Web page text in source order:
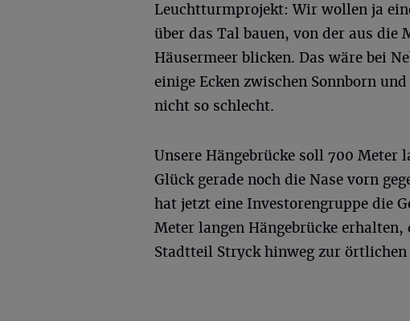
Leuchtturmprojekt: Wir wollen ja
über das Tal bauen, von der aus die
Häusermeer blicken. Das wäre bei
einige Ecken zwischen Sonnborn
nicht so schlecht.
Unsere Hängebrücke soll 700
Glück gerade noch die Nase vorn
hat jetzt eine Investorengruppe die
Meter langen Hängebrücke
Stadtteil Stryck hinweg zur